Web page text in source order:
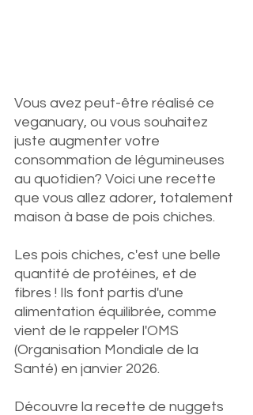
Vous avez peut-être réalisé ce
veganuary, ou vous souhaitez
juste augmenter votre
consommation de légumineuses
au quotidien? Voici une recette
que vous allez adorer, totalement
maison à base de pois chiches.
Les pois chiches, c'est une belle
quantité de protéines, et de
fibres ! Ils font partis d'une
alimentation équilibrée, comme
vient de le rappeler l'OMS
(Organisation Mondiale de la
Santé) en janvier 2026.
Découvre la recette de nuggets